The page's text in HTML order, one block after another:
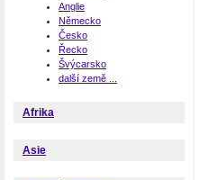
Anglie
Německo
Česko
Řecko
Švýcarsko
další země ...
Afrika
Asie